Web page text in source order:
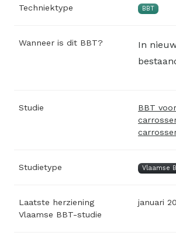
Techniektype BBT
Wanneer is dit BBT?
In
Studie
BBT
Studietype Vlaamse
Laatste herziening
Vlaamse BBT-studie
januari